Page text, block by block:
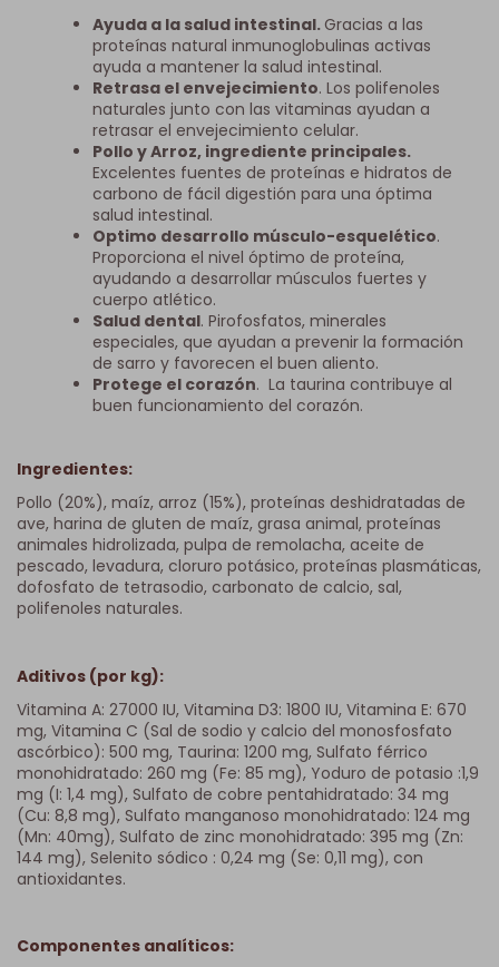
Ayuda a la salud intestinal. Gracias a las
proteínas natural inmunoglobulinas activas
ayuda a mantener la salud intestinal.
Retrasa el envejecimiento. Los polifenoles
naturales junto con las vitaminas ayudan a
retrasar el envejecimiento celular.
Pollo y Arroz, ingrediente principales.
Excelentes fuentes de proteínas e hidratos de
carbono de fácil digestión para una óptima
salud intestinal.
Optimo desarrollo músculo-esquelético.
Proporciona el nivel óptimo de proteína,
ayudando a desarrollar músculos fuertes y
cuerpo atlético.
Salud dental. Pirofosfatos, minerales
especiales, que ayudan a prevenir la formación
de sarro y favorecen el buen aliento.
Protege el corazón. La taurina contribuye al
buen funcionamiento del corazón.
Ingredientes:
Pollo (20%), maíz, arroz (15%), proteínas deshidratadas de
ave, harina de gluten de maíz, grasa animal, proteínas
animales hidrolizada, pulpa de remolacha, aceite de
pescado, levadura, cloruro potásico, proteínas plasmáticas,
dofosfato de tetrasodio, carbonato de calcio, sal,
polifenoles naturales.
Aditivos (por kg):
Vitamina A: 27000 IU, Vitamina D3: 1800 IU, Vitamina E: 670
mg, Vitamina C (Sal de sodio y calcio del monosfosfato
ascórbico): 500 mg, Taurina: 1200 mg, Sulfato férrico
monohidratado: 260 mg (Fe: 85 mg), Yoduro de potasio :1,9
mg (I: 1,4 mg), Sulfato de cobre pentahidratado: 34 mg
(Cu: 8,8 mg), Sulfato manganoso monohidratado: 124 mg
(Mn: 40mg), Sulfato de zinc monohidratado: 395 mg (Zn:
144 mg), Selenito sódico : 0,24 mg (Se: 0,11 mg), con
antioxidantes.
Componentes analíticos: